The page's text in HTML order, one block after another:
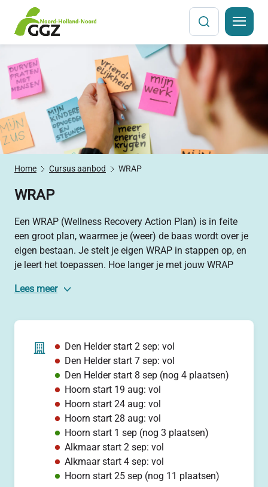
navigatiemenu
over
Home Cursus aanbod WRAP
WRAP
Een WRAP (Wellness Recovery Action Plan) is in feite
een groot plan, waarmee je (weer) de baas wordt over je
eigen bestaan. Je stelt je eigen WRAP in stappen op, en
je leert het toepassen. Hoe langer je met jouw WRAP
meer grip op je eigen leven.
In de groep trekken we er samen tijd voor uit, staan stil
versie. Hiermee ga jij verder aan de slag. De sfeer is
veilig, vertrouwd en respectvol.
We werken vanuit de vijf kernbegrippen van herstel:
hoop, persoonlijke verantwoordelijkheid, eigen
ontwikkeling, opkomen voor jezelf en steun. Een WRAP
zelf bestaat uit zeven onderdelen, bijvoorbeeld:
gereedschapskoffer voor welbevinden, plan voor
dagelijks onderhoud, tekens aan de wand en een plan
voor na de crisis.
Lees meer
Den Helder start 2 sep: vol
Den Helder start 7 sep: vol
Den Helder start 8 sep (nog 4 plaatsen)
Hoorn start 19 aug: vol
Hoorn start 24 aug: vol
Hoorn start 28 aug: vol
Hoorn start 1 sep (nog 3 plaatsen)
Alkmaar start 2 sep: vol
Alkmaar start 4 sep: vol
Hoorn start 25 sep (nog 11 plaatsen)